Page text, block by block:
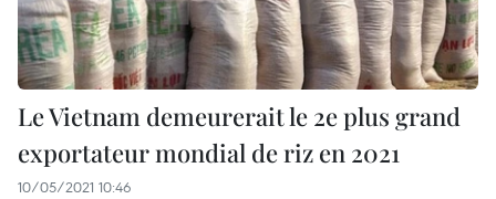
Le Vietnam demeurerait le 2e plus grand
exportateur mondial de riz en 2021
10/05/2021 10:46